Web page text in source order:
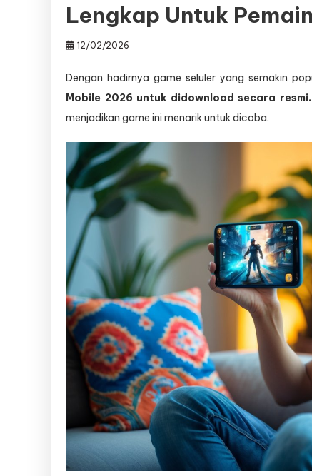
Lengkap Untuk
12/02/2026
Dengan hadirnya game seluler yang semakin
Mobile 2026 untuk didownload secara resmi.
menjadikan game ini menarik untuk dicoba.